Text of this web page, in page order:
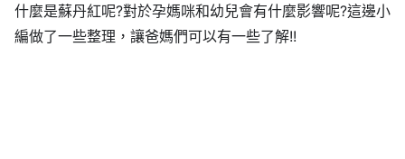
什麼是蘇丹紅呢?對於孕媽咪和幼兒會有什麼影響呢?這邊小
編做了一些整理，讓爸媽們可以有一些了解!!